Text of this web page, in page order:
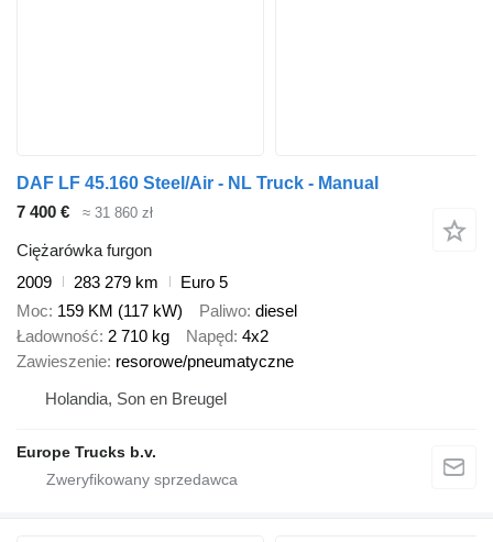
DAF LF 45.160 Steel/Air - NL Truck - Manual
7 400 €
≈ 31 860 zł
Ciężarówka furgon
2009
283 279 km
Euro 5
Moc 159 KM (117 kW) Paliwo diesel
Ładowność 2 710 kg Napęd 4x2
Zawieszenie resorowe/pneumatyczne
Holandia, Son en Breugel
Europe Trucks b.v.